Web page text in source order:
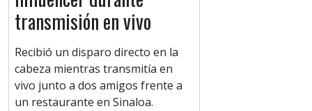
transmisión en vivo
Recibió un disparo directo en la
cabeza mientras transmitía en
vivo junto a dos amigos frente a
un restaurante en Sinaloa.